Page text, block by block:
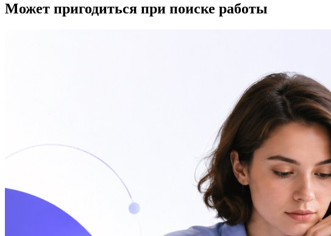
Может пригодиться при поиске работы